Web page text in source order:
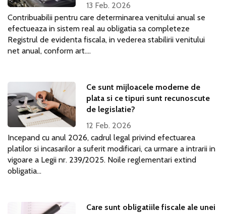
13 Feb. 2026
Contribuabilii pentru care determinarea venitului anual se
efectueaza in sistem real au obligatia sa completeze
Registrul de evidenta fiscala, in vederea stabilirii venitului
net anual, conform art....
Ce sunt mijloacele moderne de
plata si ce tipuri sunt recunoscute
de legislatie?
12 Feb. 2026
Incepand cu anul 2026, cadrul legal privind efectuarea
platilor si incasarilor a suferit modificari, ca urmare a intrarii in
vigoare a Legii nr. 239/2025. Noile reglementari extind
obligatia...
Care sunt obligatiile fiscale ale unei